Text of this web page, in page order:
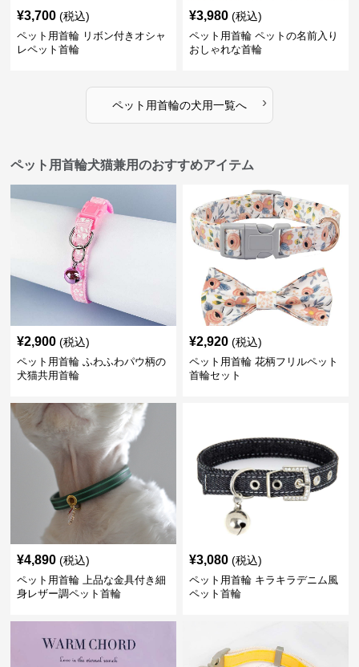
¥3,700 (税込)
ペット用首輪 リボン付きオシャ
レペット首輪
¥3,980 (税込)
ペット用首輪 ペットの名前入り
おしゃれな首輪
ペット用首輪の犬用一覧へ ›
ペット用首輪犬猫兼用のおすすめアイテム
¥2,900 (税込)
ペット用首輪 ふわふわパウ柄の
犬猫共用首輪
¥2,920 (税込)
ペット用首輪 花柄フリルペット
首輪セット
¥4,890 (税込)
ペット用首輪 上品な金具付き細
身レザー調ペット首輪
¥3,080 (税込)
ペット用首輪 キラキラデニム風
ペット首輪